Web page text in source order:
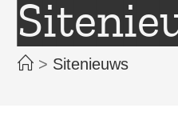
> Sitenieuws